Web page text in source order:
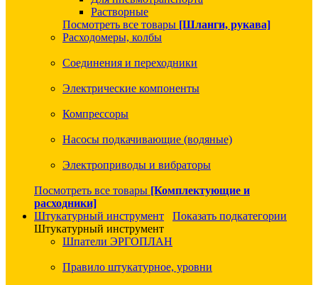
Растворные
Посмотреть все товары [Шланги, рукава]
Расходомеры, колбы
Соединения и переходники
Электрические компоненты
Компрессоры
Насосы подкачивающие (водяные)
Электроприводы и вибраторы
Посмотреть все товары [Комплектующие и
расходники]
Штукатурный инструмент
Показать подкатегории
Штукатурный инструмент
Шпатели ЭРГОПЛАН
Правило штукатурное, уровни